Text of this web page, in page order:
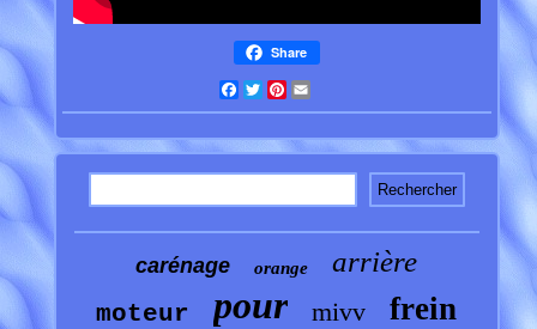
Share
Facebook
TwitterPinterest
carénage orange arrière
moteur pour mivv frein